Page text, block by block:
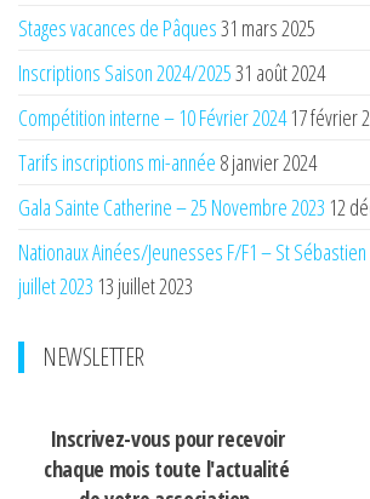
Stages vacances de Pâques31 mars 2025
Inscriptions Saison 2024/202531 août 2024
Compétition interne – 10 Février 2024 17 février
Tarifs inscriptions mi-année 8 janvier 2024
Gala Sainte Catherine – 25 Novembre 2023 12
Nationaux Ainées/Jeunesses F/F1 – St
juillet 2023 13 juillet 2023
NEWSLETTER
Inscrivez-vous pour recevoir
chaque mois toute l'actualité